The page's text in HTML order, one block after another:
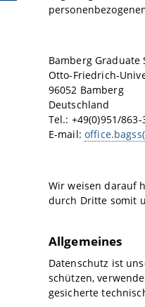
Bamberg Graduate
Otto-Friedrich-
96052 Bamberg
Deutschland
Tel.: +49(0)951/863-
E-mail:
Wir weisen darauf
durch Dritte somit
Allgemeines
Datenschutz ist
schützen,
gesicherte